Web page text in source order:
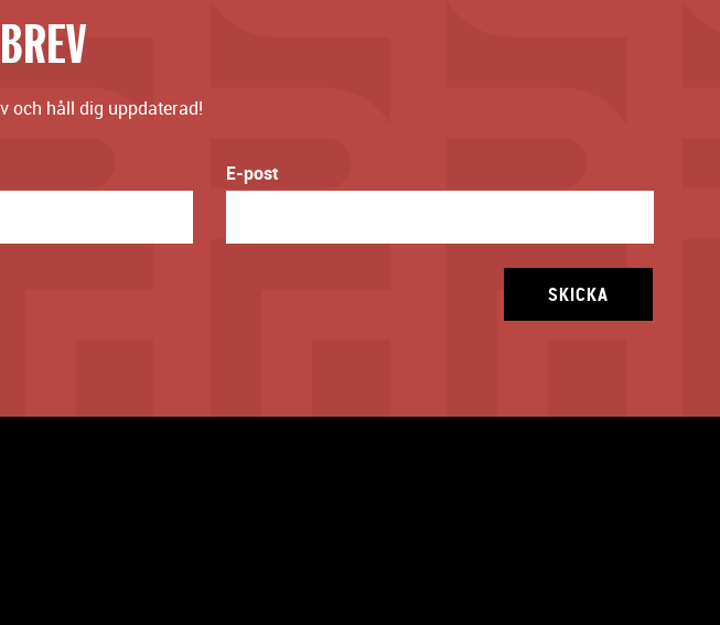
och håll dig uppdaterad!
E-post
SKICKA